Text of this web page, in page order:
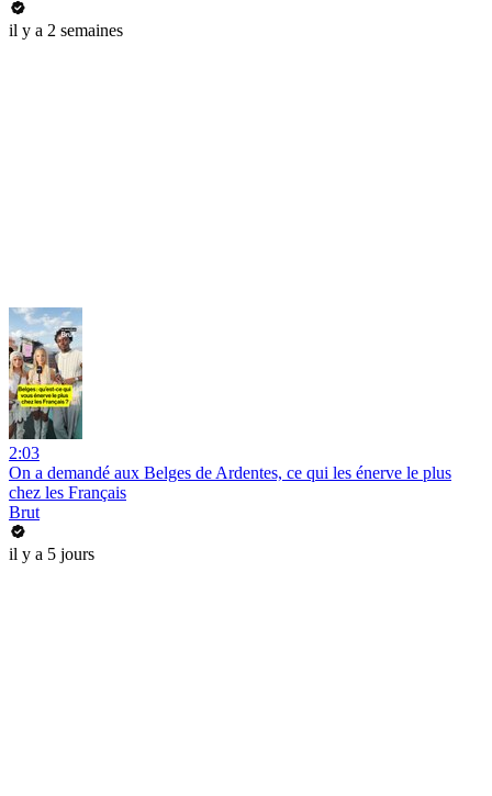
il y a 2 semaines
2:03
On a demandé aux Belges de Ardentes, ce qui les énerve le plus
chez les Français
Brut
il y a 5 jours